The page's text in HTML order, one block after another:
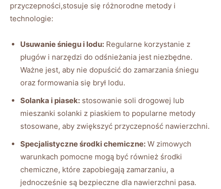
przyczepności,stosuje się⁤ różnorodne‍ metody⁢ i
technologie:
Usuwanie śniegu i ​lodu: Regularne korzystanie z
⁢pługów i narzędzi do odśnieżania jest niezbędne.
Ważne jest, aby‌ nie dopuścić do⁣ zamarzania⁣ śniegu
oraz formowania się⁤ brył lodu.
Solanka ‍i piasek: stosowanie soli drogowej lub
⁢mieszanki solanki​ z piaskiem ⁢to popularne metody
stosowane, aby zwiększyć ​przyczepność​ nawierzchni.
Specjalistyczne‌ środki chemiczne: W ‌zimowych
warunkach pomocne mogą być również środki⁤
chemiczne, które ‍zapobiegają zamarzaniu, a
jednocześnie są bezpieczne dla nawierzchni​ pasa.